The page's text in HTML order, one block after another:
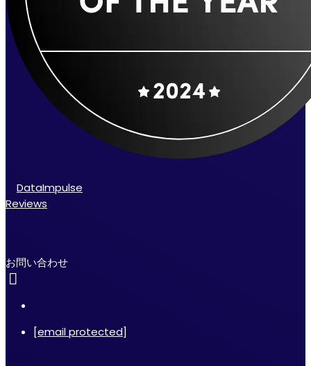
DataImpulse
Reviews
お問い合わせ
[email protected]